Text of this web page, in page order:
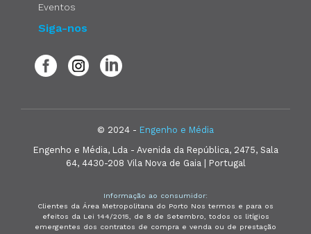
Eventos
Siga-nos
© 2024 - Engenho e Média
Engenho e Média, Lda - Avenida da República, 2475, Sala
64, 4430-208 Vila Nova de Gaia | Portugal
Informação ao consumidor:
Clientes da Área Metropolitana do Porto Nos termos e para os
efeitos da Lei 144/2015, de 8 de Setembro, todos os litígios
emergentes dos contratos de compra e venda ou de prestação